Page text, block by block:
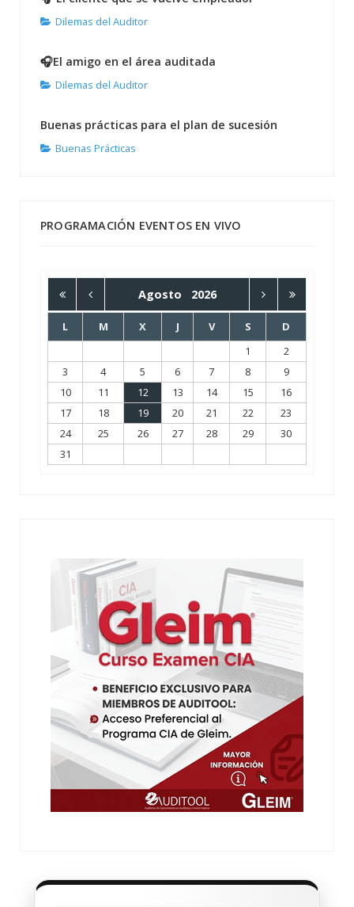
Dilemas del Auditor
🎧El amigo en el área auditada
Dilemas del Auditor
Buenas prácticas para el plan de sucesión
Buenas Prácticas
PROGRAMACIÓN EVENTOS EN VIVO
Agosto 2026
L M X J V S
D
1
2
3
4 5 6 7 8
9
10
11 12 13 14 15
16
17
18 19 20 21 22
23
24
25 26 27 28 29
30
31